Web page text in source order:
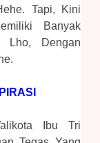
Tapi, Kini
Banyak
Lho, Dengan
Ibu Tri